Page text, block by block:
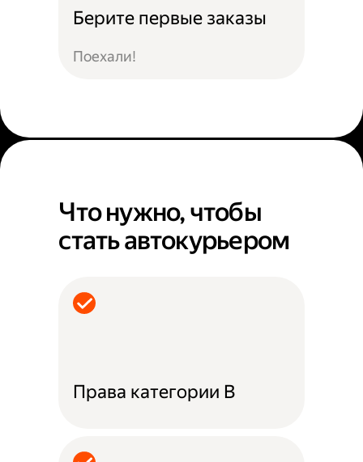
Берите первые заказы
Поехали!
Что нужно, чтобы
стать автокурьером
Права категории B